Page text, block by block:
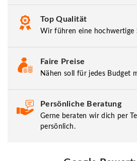
Top Qualität
Wir führen eine hochwertige
Faire Preise
Nähen soll für jedes Budget
Persönliche Beratung
Gerne beraten wir dich per
persönlich.